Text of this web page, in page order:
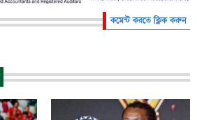
কমেন্ট করতে ক্লিক করুন